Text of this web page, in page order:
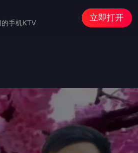
手机KTV
立即打开